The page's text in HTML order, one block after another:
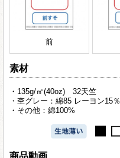
前
素材
・135g/㎡(40oz) 32天竺
・杢グレー：綿85 レーヨン15％
・その他：綿100%